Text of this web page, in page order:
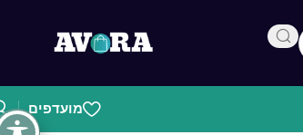
מועדפים